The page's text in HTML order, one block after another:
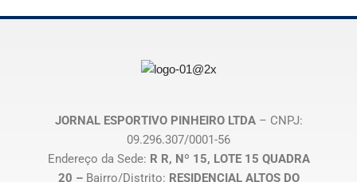
JORNAL ESPORTIVO PINHEIRO LTDA– CNPJ:
09.296.307/0001-56
Endereço da Sede: R R, Nº 15, LOTE 15 QUADRA
20 – Bairro/Distrito: RESIDENCIAL ALTOS DO